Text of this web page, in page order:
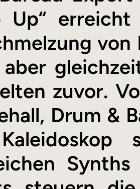
Up“
von
zuvor.
Drum &